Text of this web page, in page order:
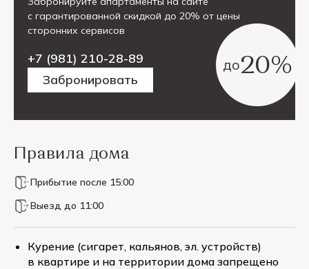
до20%
с гарантированной скидкой до 20% от цены
сторонних сервисов
Забронировать
+7 (981) 210-28-89
Правила дома
Прибытие после 15:00
Выезд до 11:00
Курение (сигарет, кальянов, эл. устройств)
в квартире и на территории дома запрещено